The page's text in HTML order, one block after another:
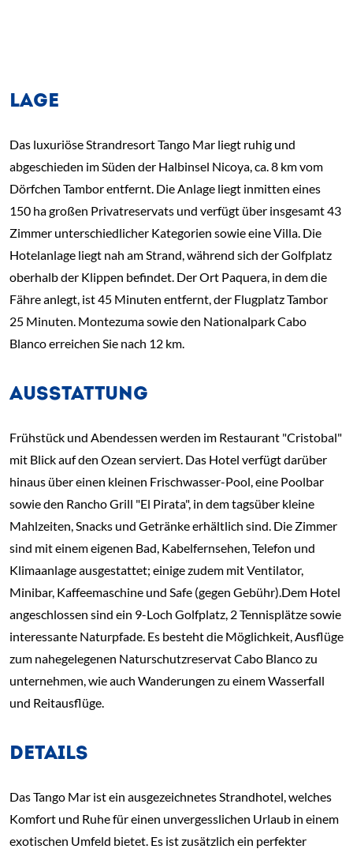
LAGE
Das luxuriöse Strandresort Tango Mar liegt ruhig und
abgeschieden im Süden der Halbinsel Nicoya, ca. 8 km vom
Dörfchen Tambor entfernt. Die Anlage liegt inmitten eines
150 ha großen Privatreservats und verfügt über insgesamt 43
Zimmer unterschiedlicher Kategorien sowie eine Villa. Die
Hotelanlage liegt nah am Strand, während sich der Golfplatz
oberhalb der Klippen befindet. Der Ort Paquera, in dem die
Fähre anlegt, ist 45 Minuten entfernt, der Flugplatz Tambor
25 Minuten. Montezuma sowie den Nationalpark Cabo
Blanco erreichen Sie nach 12 km.
AUSSTATTUNG
Frühstück und Abendessen werden im Restaurant "Cristobal"
mit Blick auf den Ozean serviert. Das Hotel verfügt darüber
hinaus über einen kleinen Frischwasser-Pool, eine Poolbar
sowie den Rancho Grill "El Pirata", in dem tagsüber kleine
Mahlzeiten, Snacks und Getränke erhältlich sind. Die Zimmer
sind mit einem eigenen Bad, Kabelfernsehen, Telefon und
Klimaanlage ausgestattet; einige zudem mit Ventilator,
Minibar, Kaffeemaschine und Safe (gegen Gebühr).Dem Hotel
angeschlossen sind ein 9-Loch Golfplatz, 2 Tennisplätze sowie
interessante Naturpfade. Es besteht die Möglichkeit, Ausflüge
zum nahegelegenen Naturschutzreservat Cabo Blanco zu
unternehmen, wie auch Wanderungen zu einem Wasserfall
und Reitausflüge.
DETAILS
Das Tango Mar ist ein ausgezeichnetes Strandhotel, welches
Komfort und Ruhe für einen unvergesslichen Urlaub in einem
exotischen Umfeld bietet. Es ist zusätzlich ein perfekter